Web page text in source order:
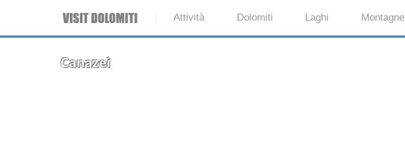
Attività Dolomiti Laghi Montagne
Canazei